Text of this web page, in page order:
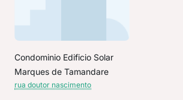
Condominio Edificio Solar
Marques de Tamandare
rua doutor nascimento